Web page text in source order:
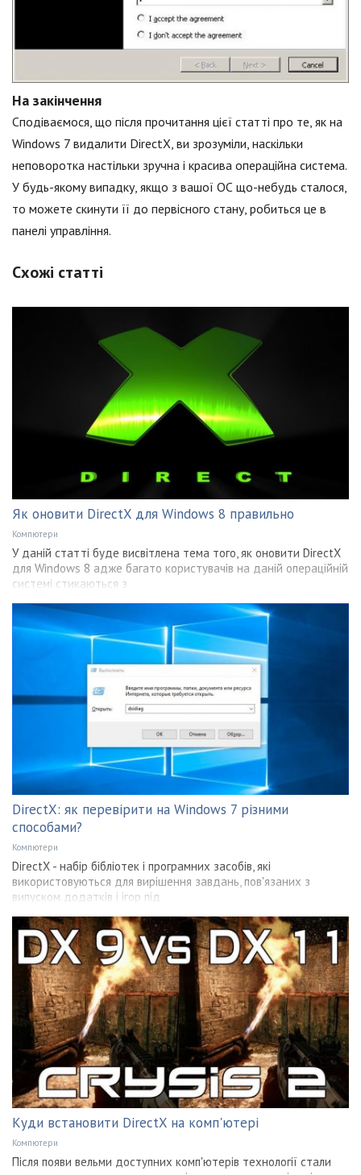
На закінчення
Сподіваємося, що після прочитання цієї статті про те, як на
Windows 7 видалити DirectX, ви зрозуміли, наскільки
неповоротка настільки зручна і красива операційна система.
У будь-якому випадку, якщо з вашої ОС що-небудь сталося,
то можете скинути її до первісного стану, робиться це в
панелі управління.
Схожі статті
Як оновити DirectX для Windows 8 правильно
Компютери
У даній статті буде висвітлена тема того, як оновити DirectX
для Windows 8 адже багато користувачів на даній операційній
системі стикаються з
DirectX: як перевірити на Windows 7 різними
способами?
Компютери
DirectX - набір бібліотек і програмних засобів, які
використовуються для вирішення завдань, пов'язаних з
випуском додатків і ігор під
Куди встановити DirectX на комп'ютері
Компютери
Після появи вельми доступних комп'ютерів технології стали